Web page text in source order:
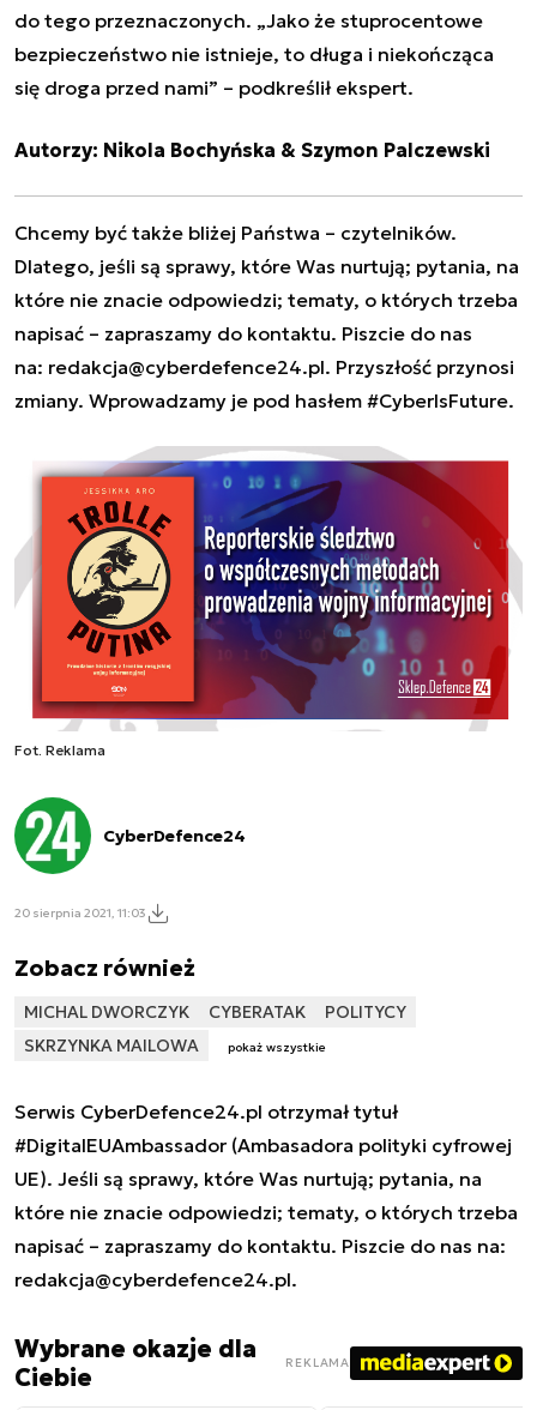
do tego przeznaczonych. „Jako że stuprocentowe
bezpieczeństwo nie istnieje, to długa i niekończąca
się droga przed nami” – podkreślił ekspert.
Autorzy: Nikola Bochyńska & Szymon Palczewski
Chcemy być także bliżej Państwa – czytelników.
Dlatego, jeśli są sprawy, które Was nurtują; pytania, na
które nie znacie odpowiedzi; tematy, o których trzeba
napisać – zapraszamy do kontaktu. Piszcie do nas
na: redakcja@cyberdefence24.pl. Przyszłość przynosi
zmiany. Wprowadzamy je pod hasłem #CyberIsFuture.
Fot. Reklama
CyberDefence24
20 sierpnia 2021, 11:03
Zobacz również
MICHAL DWORCZYK CYBERATAK
POLITYCY
SKRZYNKA MAILOWA
pokaż wszystkie
Serwis CyberDefence24.pl otrzymał tytuł
#DigitalEUAmbassador (Ambasadora polityki cyfrowej
UE). Jeśli są sprawy, które Was nurtują; pytania, na
które nie znacie odpowiedzi; tematy, o których trzeba
napisać – zapraszamy do kontaktu. Piszcie do nas na:
redakcja@cyberdefence24.pl.
Wybrane okazje dla
Ciebie
REKLAMA